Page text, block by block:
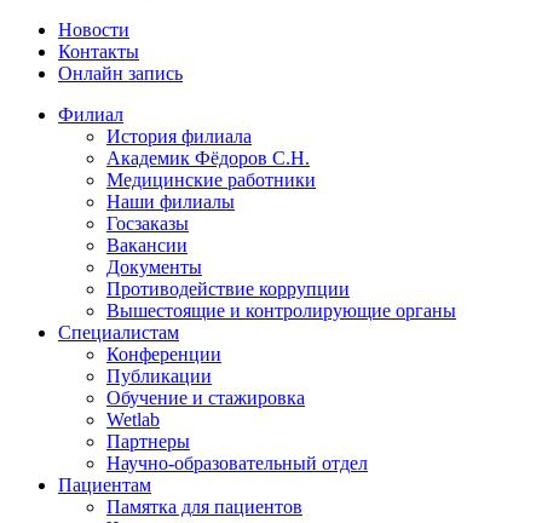
Новости
Контакты
Онлайн запись
Филиал
История филиала
Академик Фёдоров С.Н.
Медицинские работники
Наши филиалы
Госзаказы
Вакансии
Документы
Противодействие коррупции
Вышестоящие и контролирующие органы
Специалистам
Конференции
Публикации
Обучение и стажировка
Wetlab
Партнеры
Научно-образовательный отдел
Пациентам
Памятка для пациентов